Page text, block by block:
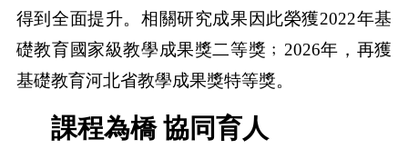
得到全面提升。相關研究成果因此榮獲2022年基
礎教育國家級教學成果獎二等獎﹔2026年，再獲
基礎教育河北省教學成果獎特等獎。
課程為橋 協同育人